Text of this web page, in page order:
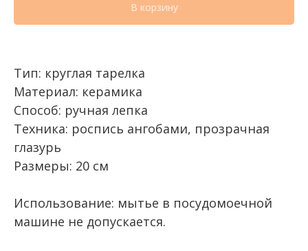
В корзину
Тип: круглая тарелка
Материал: керамика
Способ: ручная лепка
Техника: роспись ангобами, прозрачная
глазурь
Размеры: 20 см
Использование: мытье в посудомоечной
машине не допускается.